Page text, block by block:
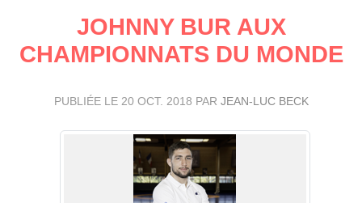
JOHNNY BUR AUX
CHAMPIONNATS DU MONDE
PUBLIÉE LE 20 OCT. 2018 PAR JEAN-LUC BECK